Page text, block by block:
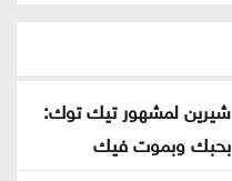
شيرين لمشهور تيك توك:
بحبك وبموت فيك